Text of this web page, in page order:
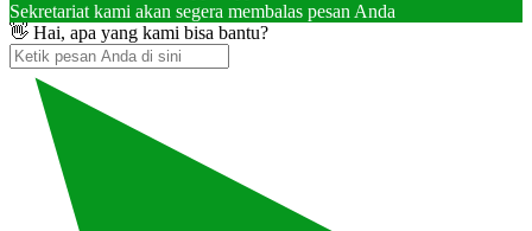
Sekretariat kami akan segera membalas pesan Anda
👋 Hai, apa yang kami bisa bantu?